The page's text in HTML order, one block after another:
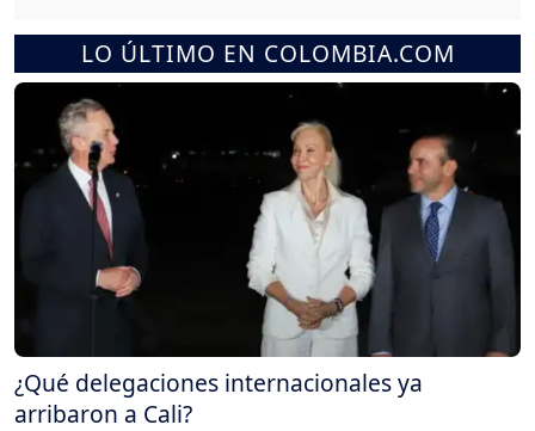
LO ÚLTIMO EN COLOMBIA.COM
¿Qué delegaciones internacionales ya
arribaron a Cali?